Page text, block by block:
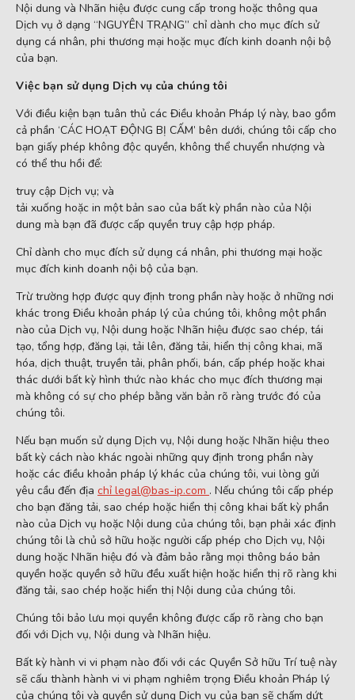
Nội dung và Nhãn hiệu được cung cấp trong hoặc thông qua
Dịch vụ ở dạng “NGUYÊN TRẠNG” chỉ dành cho mục đích sử
dụng cá nhân, phi thương mại hoặc mục đích kinh doanh nội bộ
của bạn.
Việc bạn sử dụng Dịch vụ của chúng tôi
Với điều kiện bạn tuân thủ các Điều khoản Pháp lý này, bao gồm
cả phần ‘CÁC HOẠT ĐỘNG BỊ CẤM’ bên dưới, chúng tôi cấp cho
bạn giấy phép không độc quyền, không thể chuyển nhượng và
có thể thu hồi để:
truy cập Dịch vụ; và
tải xuống hoặc in một bản sao của bất kỳ phần nào của Nội
dung mà bạn đã được cấp quyền truy cập hợp pháp.
Chỉ dành cho mục đích sử dụng cá nhân, phi thương mại hoặc
mục đích kinh doanh nội bộ của bạn.
Trừ trường hợp được quy định trong phần này hoặc ở những nơi
khác trong Điều khoản pháp lý của chúng tôi, không một phần
nào của Dịch vụ, Nội dung hoặc Nhãn hiệu được sao chép, tái
tạo, tổng hợp, đăng lại, tải lên, đăng tải, hiển thị công khai, mã
hóa, dịch thuật, truyền tải, phân phối, bán, cấp phép hoặc khai
thác dưới bất kỳ hình thức nào khác cho mục đích thương mại
mà không có sự cho phép bằng văn bản rõ ràng trước đó của
chúng tôi.
Nếu bạn muốn sử dụng Dịch vụ, Nội dung hoặc Nhãn hiệu theo
bất kỳ cách nào khác ngoài những quy định trong phần này
hoặc các điều khoản pháp lý khác của chúng tôi, vui lòng gửi
yêu cầu đến địa chỉ legal@bas-ip.com . Nếu chúng tôi cấp phép
cho bạn đăng tải, sao chép hoặc hiển thị công khai bất kỳ phần
nào của Dịch vụ hoặc Nội dung của chúng tôi, bạn phải xác định
chúng tôi là chủ sở hữu hoặc người cấp phép cho Dịch vụ, Nội
dung hoặc Nhãn hiệu đó và đảm bảo rằng mọi thông báo bản
quyền hoặc quyền sở hữu đều xuất hiện hoặc hiển thị rõ ràng khi
đăng tải, sao chép hoặc hiển thị Nội dung của chúng tôi.
Chúng tôi bảo lưu mọi quyền không được cấp rõ ràng cho bạn
đối với Dịch vụ, Nội dung và Nhãn hiệu.
Bất kỳ hành vi vi phạm nào đối với các Quyền Sở hữu Trí tuệ này
sẽ cấu thành hành vi vi phạm nghiêm trọng Điều khoản Pháp lý
của chúng tôi và quyền sử dụng Dịch vụ của bạn sẽ chấm dứt